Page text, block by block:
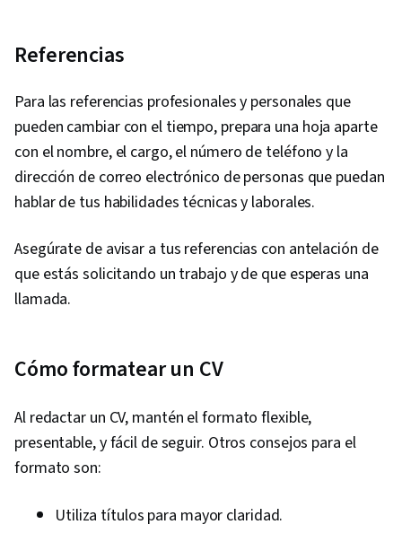
Referencias
Para las referencias profesionales y personales que
pueden cambiar con el tiempo, prepara una hoja aparte
con el nombre, el cargo, el número de teléfono y la
dirección de correo electrónico de personas que puedan
hablar de tus habilidades técnicas y laborales.
Asegúrate de avisar a tus referencias con antelación de
que estás solicitando un trabajo y de que esperas una
llamada.
Cómo formatear un CV
Al redactar un CV, mantén el formato flexible,
presentable, y fácil de seguir. Otros consejos para el
formato son:
Utiliza títulos para mayor claridad.